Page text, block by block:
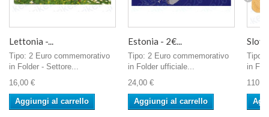
Lettonia -...
Tipo: 2 Euro commemorativo
in Folder - Settore...
16,00 €
Aggiungi al carrello
Estonia - 2€...
Tipo: 2 Euro commemorativo
in Folder ufficiale...
24,00 €
Aggiungi al carrello
Tipo:
in